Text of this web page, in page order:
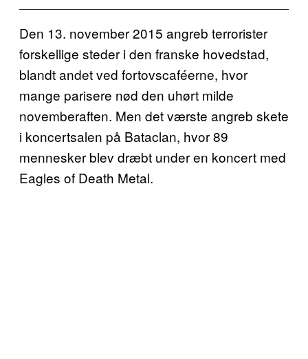
Den 13. november 2015 angreb terrorister
forskellige steder i den franske hovedstad,
blandt andet ved fortovscaféerne, hvor
mange parisere nød den uhørt milde
novemberaften. Men det værste angreb skete
i koncertsalen på Bataclan, hvor 89
mennesker blev dræbt under en koncert med
Eagles of Death Metal.